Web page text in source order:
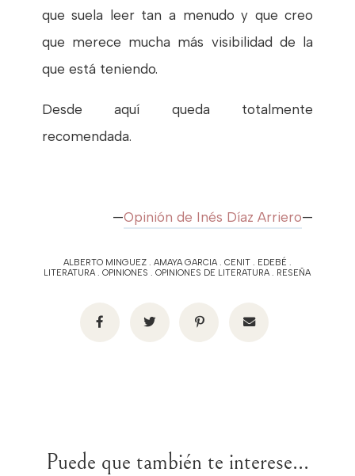
que suela leer tan a menudo y que creo
que merece mucha más visibilidad de la
que está teniendo.
Desde aquí queda totalmente
recomendada.
—Opinión de Inés Díaz Arriero—
ALBERTO MINGUEZ. AMAYA GARCIA. CENIT. EDEBÉ .
LITERATURA.OPINIONES .OPINIONES DE LITERATURA. RESEÑA
Puede que también te interese...